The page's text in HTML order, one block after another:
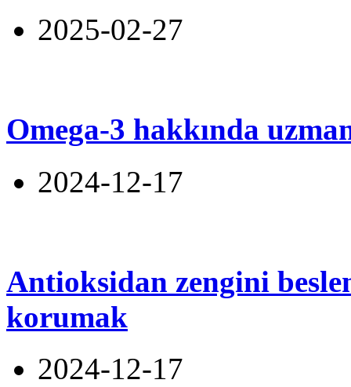
2025-02-27
Omega-3 hakkında
2024-12-17
Antioksidan zengini
korumak
2024-12-17